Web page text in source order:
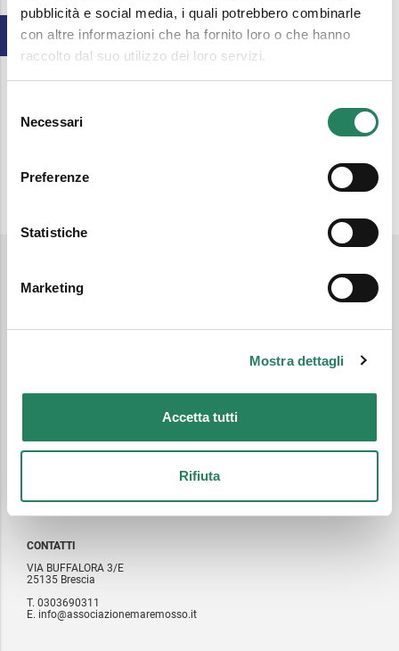
pubblicità e social media, i quali potrebbero combinarle
con altre informazioni che ha fornito loro o che hanno
raccolto dal suo utilizzo dei loro servizi.
delNecessari
Preferenze
Statistiche
Marketing
Mostra dettagli
Accetta tutti
Rifiuta
SCOPRI MAGAZZINO DIFFUSO
SPIGOLANDIA
CONTATTI
VIA BUFFALORA 3/E
25135 Brescia
T. 0303690311
E. info@associazionemaremosso.it